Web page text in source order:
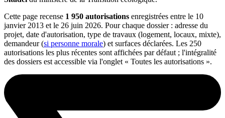
Cette page recense 1 950 autorisations enregistrées entre le 10
janvier 2013 et le 26 juin 2026. Pour chaque dossier : adresse du
projet, date d'autorisation, type de travaux (logement, locaux, mixte),
demandeur (si personne morale) et surfaces déclarées. Les 250
autorisations les plus récentes sont affichées par défaut ; l'intégralité
des dossiers est accessible via l'onglet « Toutes les autorisations ».